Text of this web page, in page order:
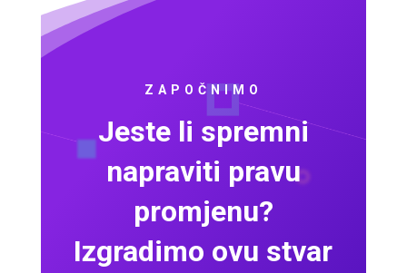
ZAPOČNIMO
Jeste li spremni
napraviti pravu
promjenu?
Izgradimo ovu stvar